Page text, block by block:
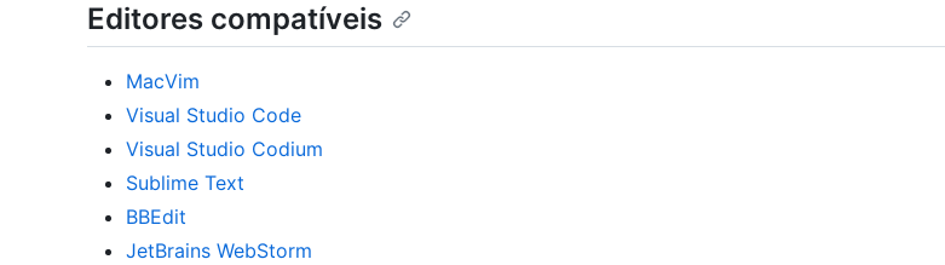
Editores compatíveis
MacVim
Visual Studio Code
Visual Studio Codium
Sublime Text
BBEdit
JetBrains WebStorm